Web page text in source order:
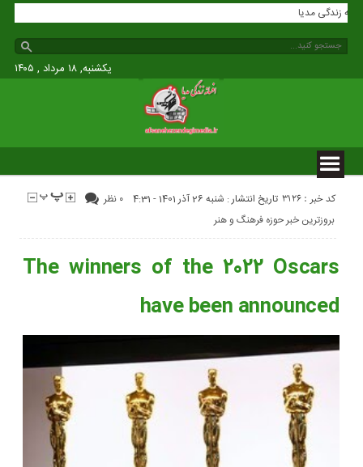
افسانه زندگی مدیا
یکشنبه, ۱۸ مرداد , ۱۴۰۵
کد خبر : 3126 تاریخ انتشار : شنبه 26 آذر 1401 - 4:31
۰ نظر
بروزترین خبر حوزه فرهنگ و هنر
The winners of the 2022 Oscars
have been announced